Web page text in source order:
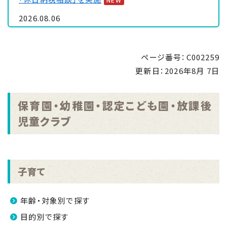
2026.08.06
「里親制度説明会 ～『里親』ってなぁに～」のお知ら
「手のひらで南さつまを」フォトコンキャンペーンを実
施します！ NEW
2026.07.30
2026.07.30
吹上浜海浜公園 婚活イベント2026 第2弾
ページ番号：C002259
更新日： 2026年8月 7日
保育園・幼稚園・認定こども園・放課後
児童クラブ
子育て
年齢・対象別で探す
目的別で探す